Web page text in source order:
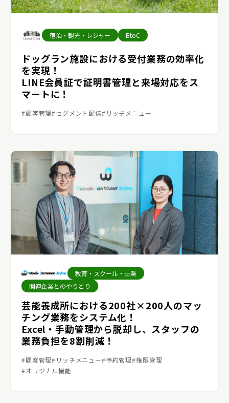
宿泊・観光・レジャー BtoC
ドッグラン施設における受付業務の効率化
を実現！
LINE会員証で証明書管理と来場対応をス
マートに！
顧客管理 セグメント配信 リッチメニュー
教育・スクール・士業
関連企業とのやりとり
芸能養成所における200社×200人のマッ
チング業務をシステム化！
Excel・手動管理から脱却し、スタッフの
業務負担を8割削減！
顧客管理 リッチメニュー 予約管理 権限管理
オリジナル機能